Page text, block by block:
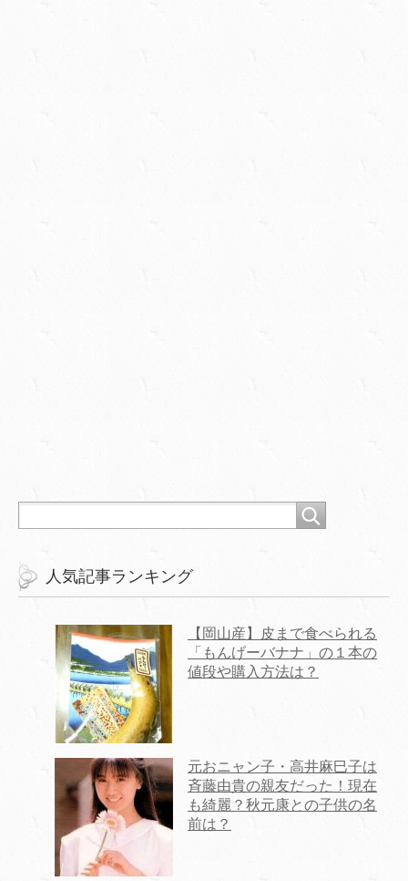
人気記事ランキング
【岡山産】皮まで食べられる
「もんげーバナナ」の１本の
値段や購入方法は？
元おニャン子・高井麻巳子は
斉藤由貴の親友だった！現在
も綺麗？秋元康との子供の名
前は？